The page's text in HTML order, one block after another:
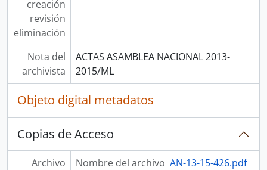
creación
revisión
eliminación
Nota del
archivista
ACTAS ASAMBLEA NACIONAL 2013-
2015/ML
Objeto digital metadatos
Copias de Acceso
Archivo
Nombre del archivo AN-13-15-426.pdf